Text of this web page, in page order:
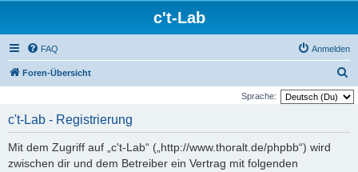
c't-Lab
FAQ Anmelden
Foren-Übersicht
u
Sprache:
c't-Lab - Registrierung
Mit dem Zugriff auf „c't-Lab“ („http://www.thoralt.de/phpbb“) wird
zwischen dir und dem Betreiber ein Vertrag mit folgenden